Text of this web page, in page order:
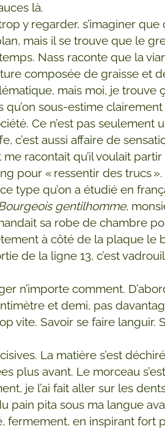
là.
y regarder, s’imaginer que
mais il se trouve que le
Nass raconte que la
composée de graisse et
mais moi, je trouve
sous-estime
Ce n’est pas seulement
c’est aussi affaire de
me racontait qu’il voulait
pour « ressentir des trucs ».
type qu’on a étudié en
gentilhomme,
sa robe de chambre
à côté de la plaque le
de la ligne 13, c’est
n’importe comment.
et demi, pas
vite. Savoir se faire languir.
La matière s’est
plus avant. Le morceau s’est
je l’ai fait aller sur les
pain pita sous ma langue
fermement, en inspirant fort